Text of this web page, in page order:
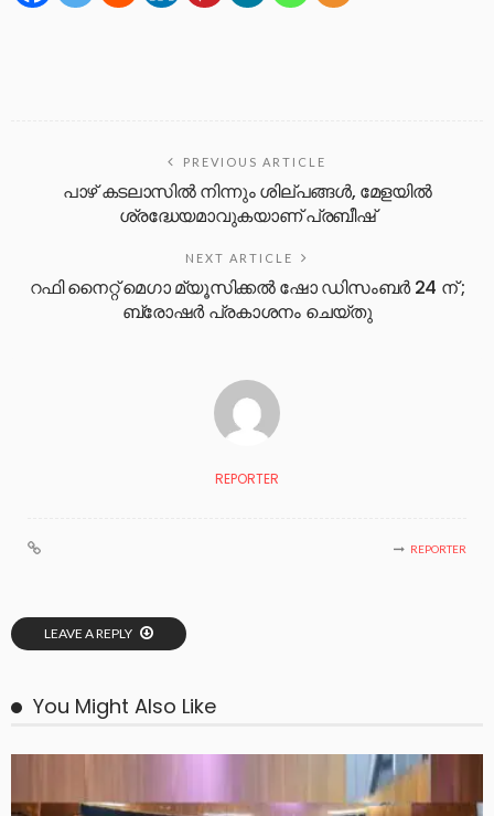
PREVIOUS ARTICLE
പാഴ് കടലാസിൽ നിന്നും ശില്പങ്ങൾ, മേളയിൽ
ശ്രദ്ധേയമാവുകയാണ് പ്രബീഷ്
NEXT ARTICLE
റഫി നൈറ്റ് മെഗാ മ്യൂസിക്കൽ ഷോ ഡിസംബർ 24 ന് ;
ബ്രോഷർ പ്രകാശനം ചെയ്തു
REPORTER
REPORTER
LEAVE A REPLY
You Might Also Like